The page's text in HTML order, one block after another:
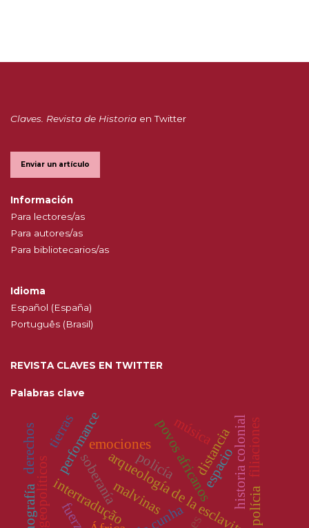
Claves. Revista de Historia en Twitter
Enviar un artículo
Información
Para lectores/as
Para autores/as
Para bibliotecarios/as
Idioma
Español (España)
Português (Brasil)
REVISTA CLAVES EN TWITTER
Palabras clave
arqueología de la esclavitud
soberaníamalvinas
intertradução povos africanos
fuerza
emociones
perfomance espaciohistoria colonial
distancia
derechos filiaciones
policía
música
polícia
tierras